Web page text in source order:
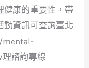
健康的重要性，帶
動資訊可查詢臺北
mental-
諮詢專線